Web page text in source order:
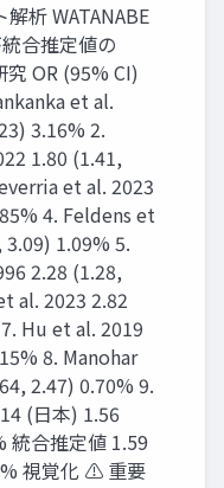
析 WATANABE
合推定値の
OR (95% CI)
et al.
3.16% 2.
1.80 (1.41,
et al. 2023
4. Feldens et
1.09% 5.
2.28 (1.28,
al. 2023 2.82
Hu et al. 2019
8. Manohar
2.47) 0.70% 9.
(日本) 1.56
統合推定値 1.59
視覚化 ⚠ 重要